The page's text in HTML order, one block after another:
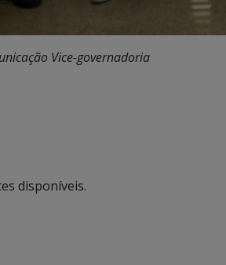
Vice-governadoria
disponíveis.